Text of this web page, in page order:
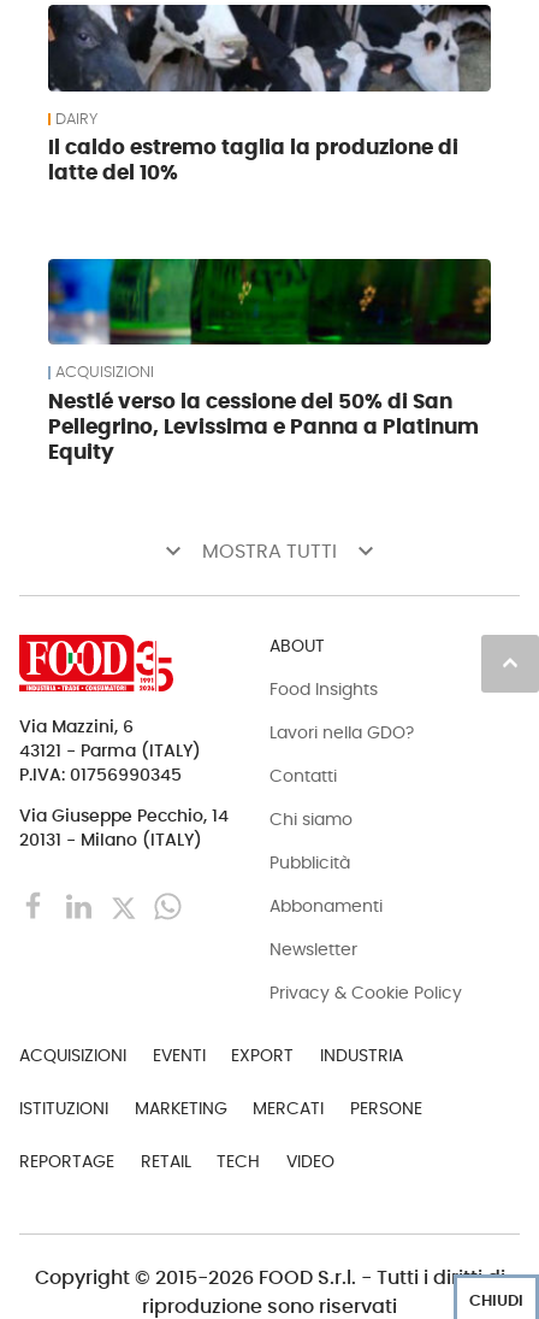
DAIRY
Il caldo estremo taglia la produzione di
latte del 10%
ACQUISIZIONI
Nestlé verso la cessione del 50% di San
Pellegrino, Levissima e Panna a Platinum
Equity
keyboard_arrow_down MOSTRA TUTTI keyboard_arrow_down
keyboard_arrow_up
Via Mazzini, 6
43121 - Parma (ITALY)
P.IVA: 01756990345
Via Giuseppe Pecchio, 14
20131 - Milano (ITALY)
ABOUT
Food Insights
Lavori nella GDO?
Contatti
Chi siamo
Pubblicità
Abbonamenti
Newsletter
Privacy & Cookie Policy
ACQUISIZIONI EVENTI EXPORT INDUSTRIA
ISTITUZIONI MARKETING MERCATI PERSONE
REPORTAGE RETAIL TECH VIDEO
Copyright © 2015-2026 FOOD S.r.l. - Tutti i diritti di
riproduzione sono riservati
CHIUDI